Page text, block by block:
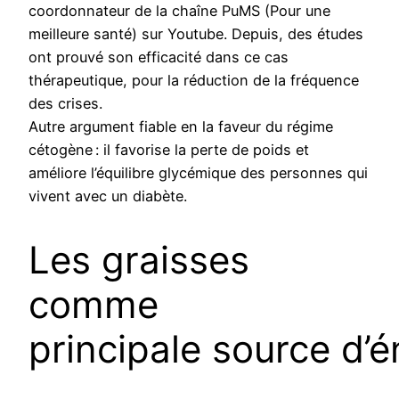
coordonnateur de la chaîne PuMS (Pour une
meilleure santé) sur Youtube. Depuis, des études
ont prouvé son efficacité dans ce cas
thérapeutique, pour la réduction de la fréquence
des crises.
Autre argument fiable en la faveur du régime
cétogène : il favorise la perte de poids et
améliore l’équilibre glycémique des personnes qui
vivent avec un diabète.
Les graisses
comme
principale source